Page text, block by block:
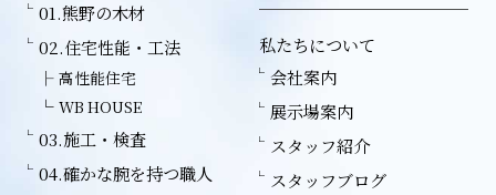
01.熊野の木材
02.住宅性能・工法
高性能住宅
WB HOUSE
03.施工・検査
04.確かな腕を持つ職人
私たちについて
会社案内
展示場案内
スタッフ紹介
スタッフブログ